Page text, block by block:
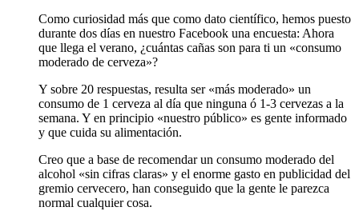
Como curiosidad más que como dato científico, hemos puesto
durante dos días en nuestro Facebook una encuesta: Ahora
que llega el verano, ¿cuántas cañas son para ti un «consumo
moderado de cerveza»?
Y sobre 20 respuestas, resulta ser «más moderado» un
consumo de 1 cerveza al día que ninguna ó 1-3 cervezas a la
semana. Y en principio «nuestro público» es gente informado
y que cuida su alimentación.
Creo que a base de recomendar un consumo moderado del
alcohol «sin cifras claras» y el enorme gasto en publicidad del
gremio cervecero, han conseguido que la gente le parezca
normal cualquier cosa.